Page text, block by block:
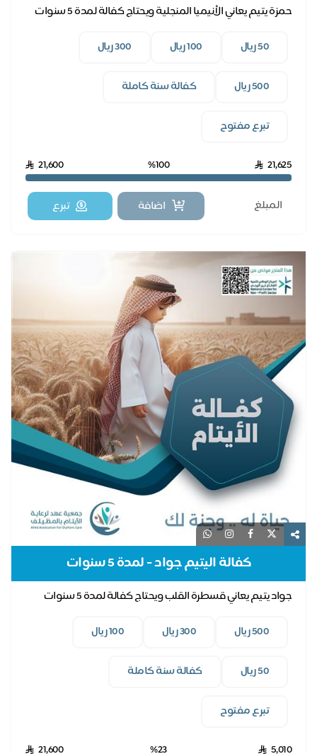
حمزة يتيم يعاني الأنيميا المنجلية ويحتاج كفالة لمدة 5 سنوات
كفالة سنة كاملة
تبرع مفتوح
21,625
%100
21,600
اضافة تبرع
كفالة اليتيم جواد - لمدة 5 سنوات
جواد يتيم يعاني قسطرة القلب ويحتاج كفالة لمدة 5 سنوات
كفالة سنة كاملة
تبرع مفتوح
5,010
21,600